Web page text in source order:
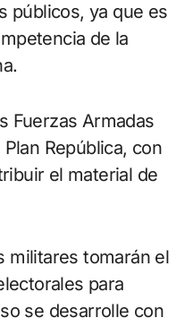
públicos, ya que es
de la
Fuerzas Armadas
República, con
el material de
militares tomarán el
para
se desarrolle con